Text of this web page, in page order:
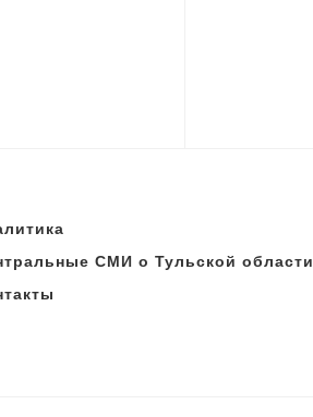
СМИ о Тульской области